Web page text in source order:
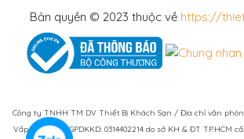
Bản quyền © 2023 thuộc về https://
Công ty TNHH TM DV Thiết Bị Khách Sạn / Địa chỉ văn
Vấp, TPHCM / GPDKKD: 0314402214 do sở KH & ĐT TP.HCM